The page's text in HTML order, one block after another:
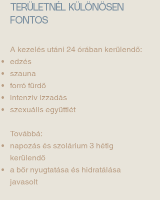
TERÜLETNÉL KÜLÖNÖSEN
FONTOS
A kezelés utáni 24 órában kerülendő:
edzés
szauna
forró fürdő
intenzív izzadás
szexuális együttlét
Továbbá:
napozás és szolárium 3 hétig
kerülendő
a bőr nyugtatása és hidratálása
javasolt